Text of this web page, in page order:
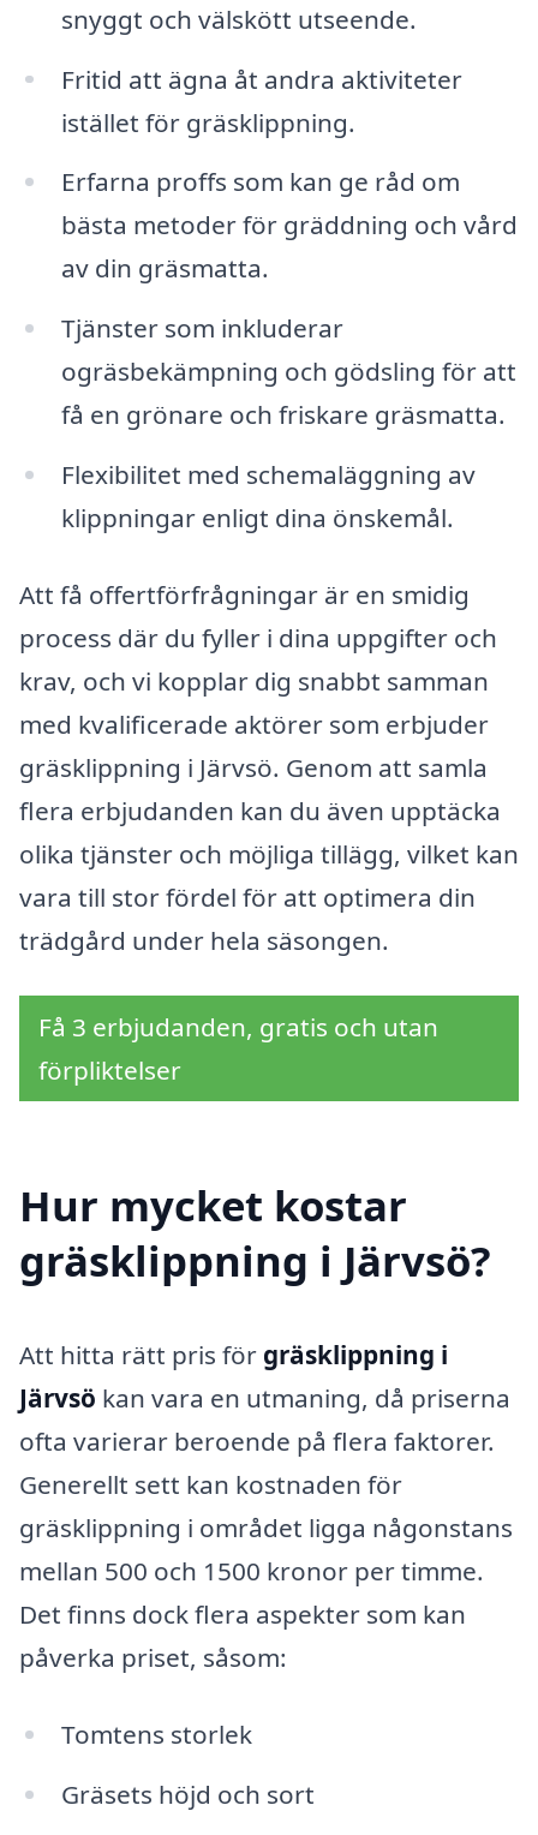
snyggt och välskött utseende.
Fritid att ägna åt andra aktiviteter
istället för gräsklippning.
Erfarna proffs som kan ge råd om
bästa metoder för gräddning och vård
av din gräsmatta.
Tjänster som inkluderar
ogräsbekämpning och gödsling för att
få en grönare och friskare gräsmatta.
Flexibilitet med schemaläggning av
klippningar enligt dina önskemål.
Att få offertförfrågningar är en smidig
process där du fyller i dina uppgifter och
krav, och vi kopplar dig snabbt samman
med kvalificerade aktörer som erbjuder
gräsklippning i Järvsö. Genom att samla
flera erbjudanden kan du även upptäcka
olika tjänster och möjliga tillägg, vilket kan
vara till stor fördel för att optimera din
trädgård under hela säsongen.
Få 3 erbjudanden, gratis och utan
förpliktelser
Hur mycket kostar
gräsklippning i Järvsö?
Att hitta rätt pris för gräsklippning i
Järvsö kan vara en utmaning, då priserna
ofta varierar beroende på flera faktorer.
Generellt sett kan kostnaden för
gräsklippning i området ligga någonstans
mellan 500 och 1500 kronor per timme.
Det finns dock flera aspekter som kan
påverka priset, såsom:
Tomtens storlek
Gräsets höjd och sort